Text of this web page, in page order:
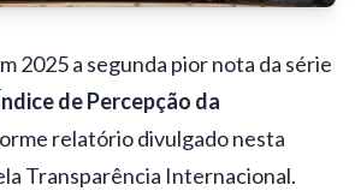
2025 a segunda pior nota da série
de Percepção da
relatório divulgado nesta
Transparência Internacional.